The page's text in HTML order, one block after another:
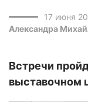
17 июня
Александра
Встречи
выставочном